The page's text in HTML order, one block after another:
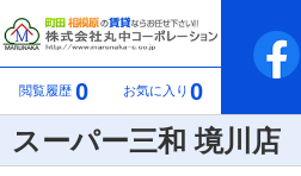
閲覧履歴 0 お気に入り 0
スーパー三和 境川店